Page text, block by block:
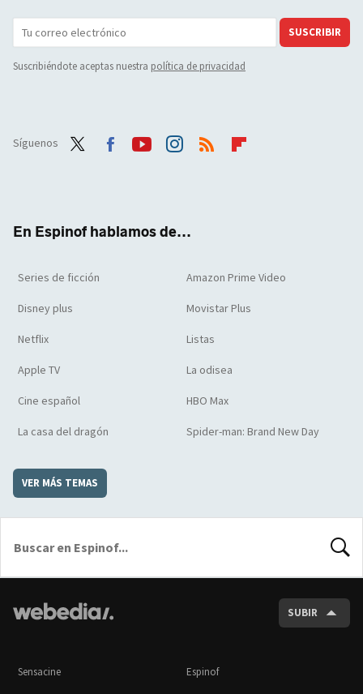
SUSCRIBIR
Suscribiéndote aceptas nuestra política de privacidad
Síguenos
En Espinof hablamos de...
Series de ficción Amazon Prime Video
Disney plus Movistar Plus
Netflix Listas
Apple TV La odisea
Cine español HBO Max
La casa del dragón Spider-man: Brand New Day
VER MÁS TEMAS
SUBIR
Sensacine Espinof